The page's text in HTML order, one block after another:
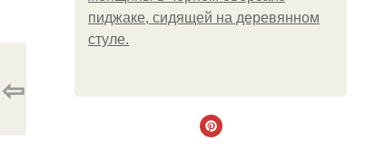
пиджаке, сидящей на деревянном
стуле.
⇦